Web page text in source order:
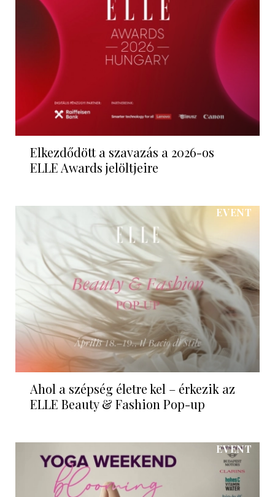
Elkezdődött a szavazás a 2026-os
ELLE Awards jelöltjeire
EVENT
Ahol a szépség életre kel – érkezik az
ELLE Beauty & Fashion Pop-up
EVENT